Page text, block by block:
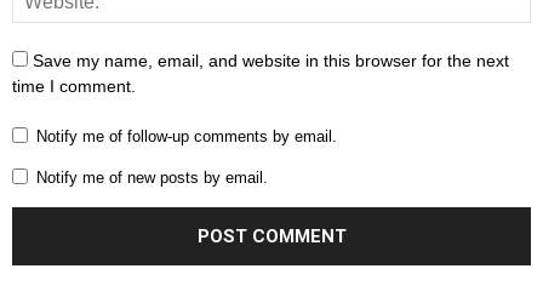
Save my name, email, and website in this browser for the next
time I comment.
Notify me of follow-up comments by email.
Notify me of new posts by email.